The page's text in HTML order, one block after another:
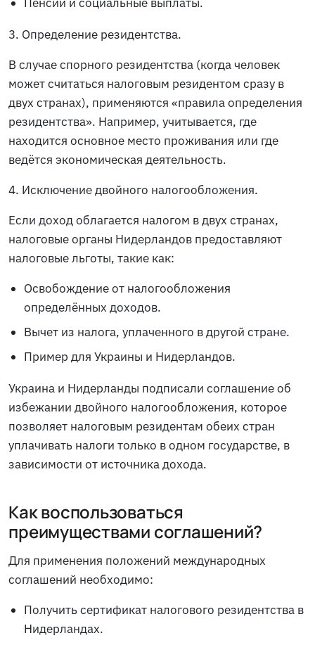
3. Определение резидентства.
В случае спорного резидентства (когда человек
может считаться налоговым резидентом сразу в
двух странах), применяются «правила определения
резидентства». Например, учитывается, где
находится основное место проживания или где
ведётся экономическая деятельность.
4. Исключение двойного налогообложения.
Если доход облагается налогом в двух странах,
налоговые органы Нидерландов предоставляют
налоговые льготы, такие как:
Освобождение от налогообложения
определённых доходов.
Вычет из налога, уплаченного в другой стране.
Пример для Украины и Нидерландов.
Украина и Нидерланды подписали соглашение об
избежании двойного налогообложения, которое
позволяет налоговым резидентам обеих стран
уплачивать налоги только в одном государстве, в
зависимости от источника дохода.
Как воспользоваться
преимуществами соглашений?
Для применения положений международных
соглашений необходимо:
Получить сертификат налогового резидентства в
Нидерландах.